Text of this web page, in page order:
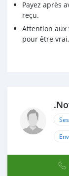
Payez après
reçu.
Attention aux
pour être